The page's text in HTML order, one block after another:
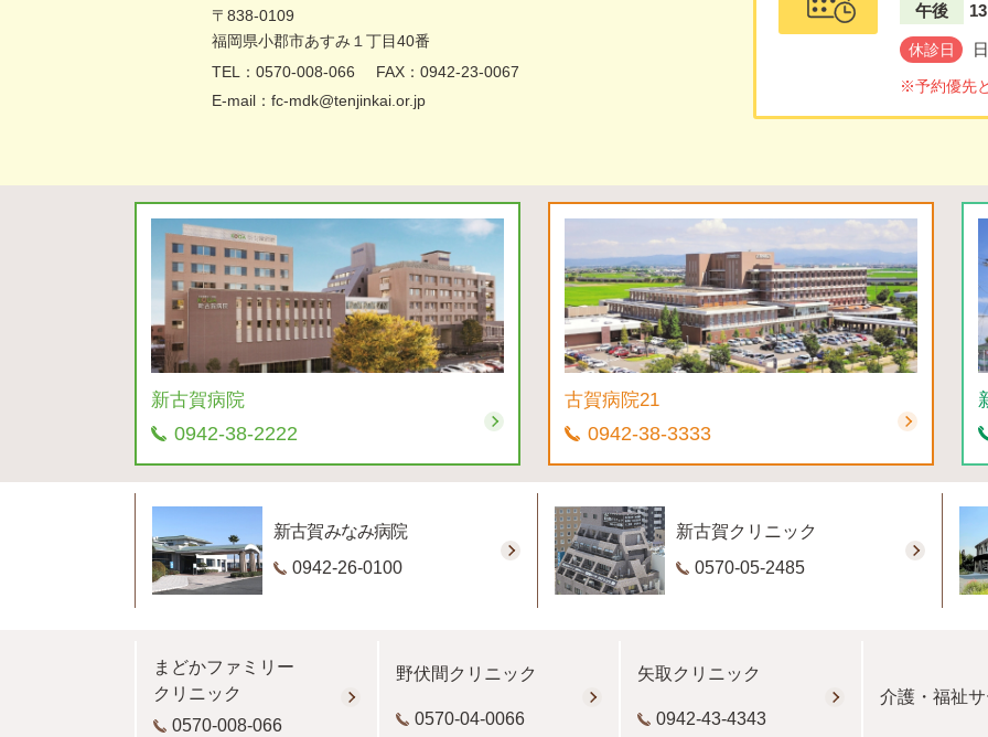
〒838-0109
福岡県小郡市あすみ１丁目40番
TEL：0570-008-066
FAX：0942-23-0067
E-mail：fc-mdk@tenjinkai.or.jp
午後
休診日
※予約優先
新古賀病院
0942-38-2222
古賀病院21
0942-38-3333
新古賀みなみ病院
0942-26-0100
新古賀クリニック
0570-05-2485
まどかファミリー
クリニック
0570-008-066
野伏間クリニック
0570-04-0066
矢取クリニック
0942-43-4343
介護・福祉